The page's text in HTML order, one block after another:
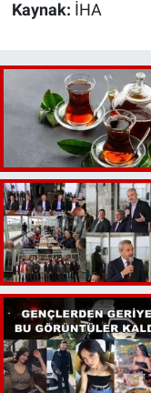
Kaynak: İHA